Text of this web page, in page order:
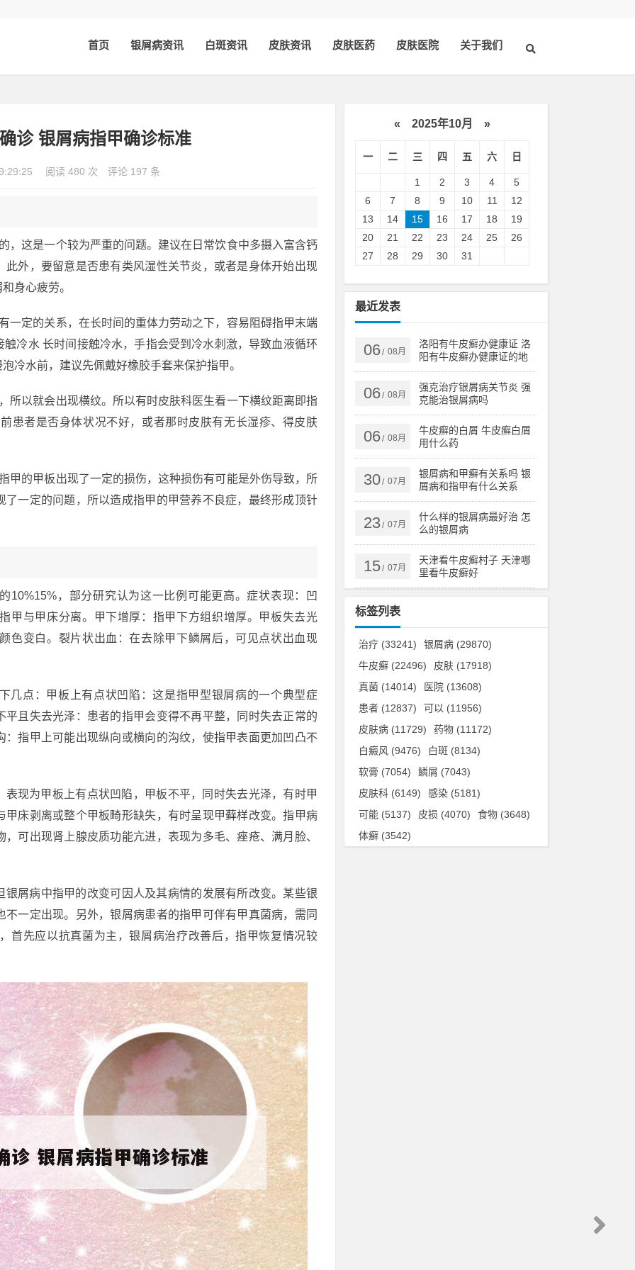
首页 银屑病资讯 白斑资讯 皮肤资讯 皮肤医药 皮肤医院 关于我们
诊 银屑病指甲确诊标准
阅读 480 次 评论 197 条
，这是一个较为严重的问题。建议在日常饮食中多摄入富含钙
外，要留意是否患有类风湿性关节炎，或者是身体开始出现
身心疲劳。
一定的关系，在长时间的重体力劳动之下，容易阻碍指甲末端
冷水 长时间接触冷水，手指会受到冷水刺激，导致血液循环
冷水前，建议先佩戴好橡胶手套来保护指甲。
所以就会出现横纹。所以有时皮肤科医生看一下横纹距离即指
患者是否身体状况不好，或者那时皮肤有无长湿疹、得皮肤
甲的甲板出现了一定的损伤，这种损伤有可能是外伤导致，所
一定的问题，所以造成指甲的甲营养不良症，最终形成顶针
10%15%，部分研究认为这一比例可能更高。症状表现：凹
甲与甲床分离。甲下增厚：指甲下方组织增厚。甲板失去光
色变白。裂片状出血：在去除甲下鳞屑后，可见点状出血现
几点：甲板上有点状凹陷：这是指甲型银屑病的一个典型症
且失去光泽：患者的指甲会变得不再平整，同时失去正常的
指甲上可能出现纵向或横向的沟纹，使指甲表面更加凹凸不
现为甲板上有点状凹陷，甲板不平，同时失去光泽，有时甲
床剥离或整个甲板畸形缺失，有时呈现甲藓样改变。指甲病
可出现肾上腺皮质功能亢进，表现为多毛、痤疮、满月脸、
屑病中指甲的改变可因人及其病情的发展有所改变。某些银
一定出现。另外，银屑病患者的指甲可伴有甲真菌病，需同
首先应以抗真菌为主，银屑病治疗改善后，指甲恢复情况较
« 2025年10月 »
一 二 三 四 五 六 日
1 2 3 4
5
6
7 8 9 10 11
12
13
14 15 16 17 18
19
20
21 22 23 24 25
26
27
28 29 30 31
最近发表
06/ 08月
洛阳有牛皮癣办健康证 洛
阳有牛皮癣办健康证的地
方吗
06/ 08月
强克治疗银屑病关节炎 强
克能治银屑病吗
06/ 08月
牛皮癣的白屑 牛皮癣白屑
用什么药
30/ 07月
银屑病和甲癣有关系吗 银
屑病和指甲有什么关系
23/ 07月
什么样的银屑病最好治 怎
么的银屑病
15/ 07月
天津看牛皮癣村子 天津哪
里看牛皮癣好
标签列表
治疗 (33241) 银屑病 (29870)
牛皮癣 (22496) 皮肤 (17918)
真菌 (14014) 医院 (13608)
患者 (12837) 可以 (11956)
皮肤病 (11729) 药物 (11172)
白癜风 (9476) 白斑 (8134)
软膏 (7054) 鳞屑 (7043)
皮肤科 (6149) 感染 (5181)
可能 (5137) 皮损 (4070) 食物 (3648)
体癣 (3542)